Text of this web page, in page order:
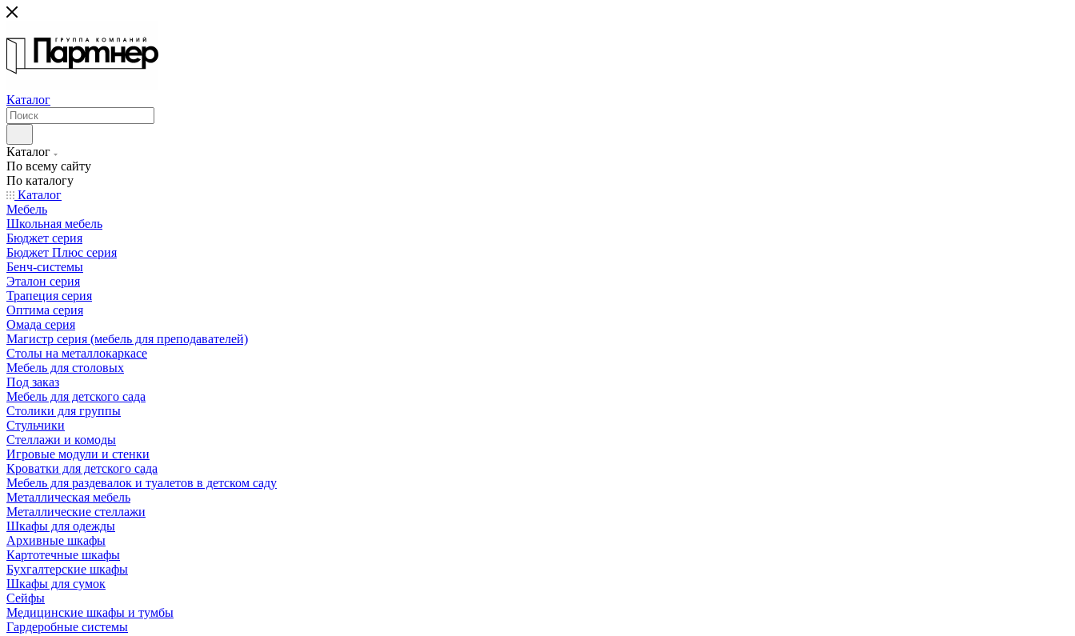
Каталог
Каталог
По всему сайту
По каталогу
Каталог
Мебель
Школьная мебель
Бюджет серия
Бюджет Плюс серия
Бенч-системы
Эталон серия
Трапеция серия
Оптима серия
Омада серия
Магистр серия (мебель для преподавателей)
Столы на металлокаркасе
Мебель для столовых
Под заказ
Мебель для детского сада
Столики для группы
Стульчики
Стеллажи и комоды
Игровые модули и стенки
Кроватки для детского сада
Мебель для раздевалок и туалетов в детском саду
Металлическая мебель
Металлические стеллажи
Шкафы для одежды
Архивные шкафы
Картотечные шкафы
Бухгалтерские шкафы
Шкафы для сумок
Сейфы
Медицинские шкафы и тумбы
Гардеробные системы